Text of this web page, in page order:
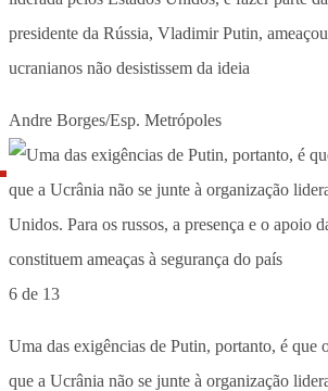
presidente da Rússia, Vladimir Putin,
ucranianos não desistissem da ideia
Andre Borges/Esp. Metrópoles
6 de 13
Uma das exigências de Putin, portanto, é que
que a Ucrânia não se junte à organização